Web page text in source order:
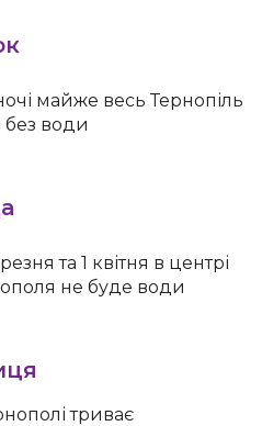
майже весь Тернопіль
без води
та 1 квітня в центрі
не буде води
триває